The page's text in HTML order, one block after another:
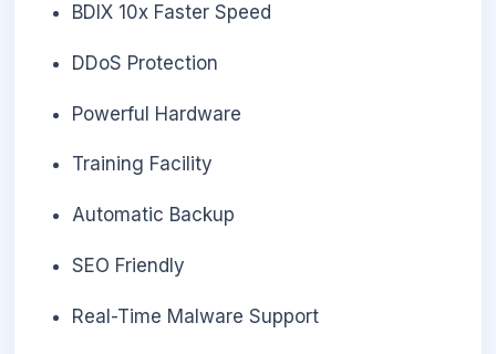
BDIX 10x Faster Speed
DDoS Protection
Powerful Hardware
Training Facility
Automatic Backup
SEO Friendly
Real-Time Malware Support